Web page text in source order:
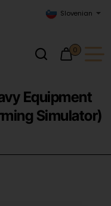
Slovenian
0
Equipment
Simulator)